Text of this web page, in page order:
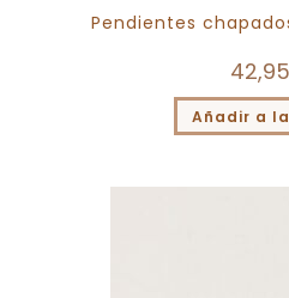
Pendientes
42,95
Añadir a